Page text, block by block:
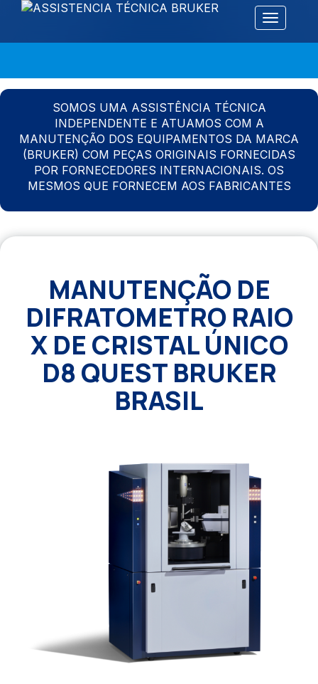
Alternar
SOMOS UMA ASSISTÊNCIA TÉCNICA
INDEPENDENTE E ATUAMOS COM A
MANUTENÇÃO DOS EQUIPAMENTOS DA MARCA
(BRUKER) COM PEÇAS ORIGINAIS FORNECIDAS
POR FORNECEDORES INTERNACIONAIS. OS
MESMOS QUE FORNECEM AOS FABRICANTES
MANUTENÇÃO DE
DIFRATOMETRO RAIO
X DE CRISTAL ÚNICO
D8 QUEST BRUKER
BRASIL